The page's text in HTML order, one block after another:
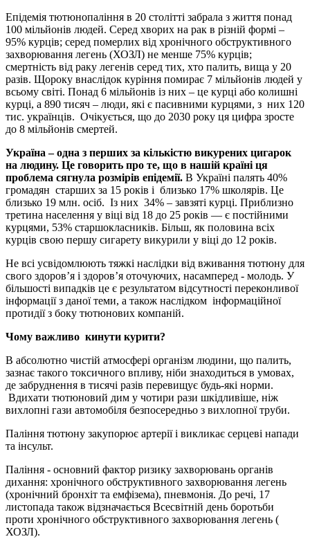
Епідемія тютюнопаління в 20 столітті забрала з життя понад
100 мільйонів людей. Серед хворих на рак в різній формі –
95% курців; серед померлих від хронічного обструктивного
захворювання легень (ХОЗЛ) не менше 75% курців;
смертність від раку легенів серед тих, хто палить, вища у 20
разів. Щороку внаслідок куріння помирає 7 мільйонів людей у
всьому світі. Понад 6 мільйонів із них – це курці або колишні
курці, а 890 тисяч – люди, які є пасивними курцями, з них 120
тис. українців. Очікується, що до 2030 року ця цифра зросте
до 8 мільйонів смертей.
Україна– одна з перших за кількістю викурених цигарок
на людину. Це говорить про те, що в нашій країні ця
проблема сягнула розмірів епідемії. В Україні палять 40%
громадян старших за 15 років і близько 17% школярів. Це
близько 19 млн. осіб. Із них 34% – завзяті курці. Приблизно
третина населення у віці від 18 до 25 років — є постійними
курцями, 53% старшокласників. Більш, як половина всіх
курців свою першу сигарету викурили у віці до 12 років.
Не всі усвідомлюють тяжкі наслідки від вживання тютюну для
свого здоров’я і здоров’я оточуючих, насамперед - молодь. У
більшості випадків це є результатом відсутності переконливої
інформації з даної теми, а також наслідком інформаційної
протидії з боку тютюнових компаній.
Чому важливо кинути курити?
В абсолютно чистій атмосфері організм людини, що палить,
зазнає такого токсичного впливу, ніби знаходиться в умовах,
де забруднення в тисячі разів перевищує будь-які норми.
Вдихати тютюновий дим у чотири рази шкідливіше, ніж
вихлопні гази автомобіля безпосередньо з вихлопної труби.
Паління тютюну закупорює артерії і викликає серцеві напади
та інсульт.
Паління - основний фактор ризику захворювань органів
дихання: хронічного обструктивного захворювання легень
(хронічний бронхіт та емфізема), пневмонія. До речі, 17
листопада також відзначається Всесвітній день боротьби
проти хронічного обструктивного захворювання легень (
ХОЗЛ).